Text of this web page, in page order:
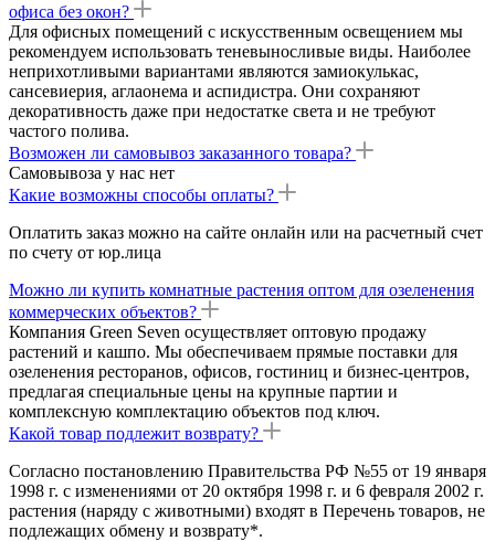
офиса без окон?
Для офисных помещений с искусственным освещением мы
рекомендуем использовать теневыносливые виды. Наиболее
неприхотливыми вариантами являются замиокулькас,
сансевиерия, аглаонема и аспидистра. Они сохраняют
декоративность даже при недостатке света и не требуют
частого полива.
Возможен ли самовывоз заказанного товара?
Самовывоза у нас нет
Какие возможны способы оплаты?
Оплатить заказ можно на сайте онлайн или на расчетный счет
по счету от юр.лица
Можно ли купить комнатные растения оптом для озеленения
коммерческих объектов?
Компания Green Seven осуществляет оптовую продажу
растений и кашпо. Мы обеспечиваем прямые поставки для
озеленения ресторанов, офисов, гостиниц и бизнес-центров,
предлагая специальные цены на крупные партии и
комплексную комплектацию объектов под ключ.
Какой товар подлежит возврату?
Согласно постановлению Правительства РФ №55 от 19 января
1998 г. с изменениями от 20 октября 1998 г. и 6 февраля 2002 г.
растения (наряду с животными) входят в Перечень товаров, не
подлежащих обмену и возврату*.